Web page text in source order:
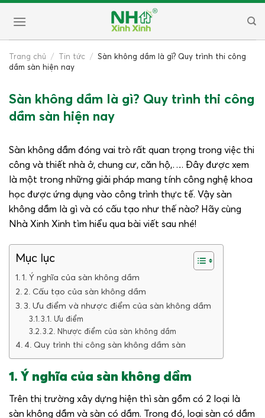
Trang chủ / Tin tức /
Sàn không dầm là gì? Quy trình thi công
dầm sàn hiện nay
Sàn không dầm là gì? Quy trình thi công
dầm sàn hiện nay
Sàn không dầm đóng vai trò rất quan trọng trong việc thi
công và thiết nhà ở, chung cư, căn hộ,…. Đây được xem
là một trong những giải pháp mang tính công nghệ khoa
học được ứng dụng vào công trình thực tế. Vậy sàn
không dầm là gì và có cấu tạo như thế nào? Hãy cùng
Nhà Xinh Xinh tìm hiểu qua bài viết sau nhé!
Mục lục
1. Ý nghĩa của sàn không dầm
2. Cấu tạo của sàn không dầm
3. Ưu điểm và nhược điểm của sàn không dầm
3.1. Ưu điểm
3.2. Nhược điểm của sàn không dầm
4. Quy trình thi công sàn không dầm sàn
1. Ý nghĩa của sàn không dầm
Trên thị trường xây dựng hiện thì sàn gồm có 2 loại là
sàn không dầm và sàn có dầm. Trong đó, loại sàn có dầm